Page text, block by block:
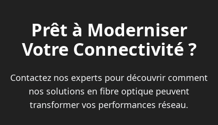
Prêt à Moderniser
Votre Connectivité ?
Contactez nos experts pour découvrir comment
nos solutions en fibre optique peuvent
transformer vos performances réseau.